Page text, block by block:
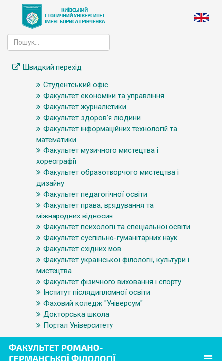
Швидкий перехід
Студентський офіс
Факультет економіки та управління
Факультет журналістики
Факультет здоров’я людини
Факультет інформаційних технологій та
математики
Факультет музичного мистецтва і
хореографії
Факультет образотворчого мистецтва і
дизайну
Факультет педагогічної освіти
Факультет права, врядування та
міжнародних відносин
Факультет психології та спеціальної освіти
Факультет суспільно-гуманітарних наук
Факультет східних мов
Факультет української філології, культури і
мистецтва
Факультет фізичного виховання і спорту
Інститут післядипломної освіти
Фаховий коледж "Універсум"
Докторська школа
Портал Університету